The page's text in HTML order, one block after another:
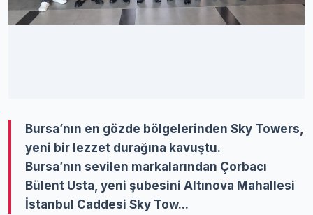
Bursa’nın en gözde bölgelerinden Sky Towers,
yeni bir lezzet durağına kavuştu.
Bursa’nın sevilen markalarından Çorbacı
Bülent Usta, yeni şubesini Altınova Mahallesi
İstanbul Caddesi Sky Tow...